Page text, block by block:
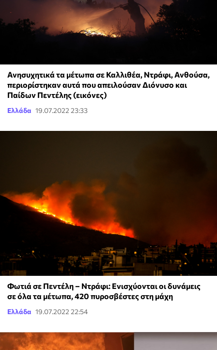
Ανησυχητικά τα μέτωπα σε Καλλιθέα, Ντράφι, Ανθούσα,
περιορίστηκαν αυτά που απειλούσαν Διόνυσο και
Παίδων Πεντέλης (εικόνες)
Ελλάδα 19.07.2022 23:33
Φωτιά σε Πεντέλη – Ντράφι: Ενισχύονται οι δυνάμεις
σε όλα τα μέτωπα, 420 πυροσβέστες στη μάχη
Ελλάδα 19.07.2022 22:54